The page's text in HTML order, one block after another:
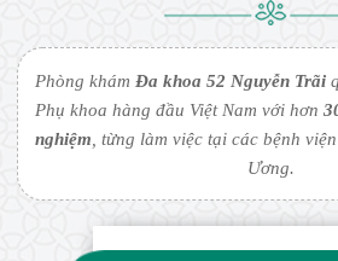
Phòng khámĐa khoa 52 Nguyễn Trãi
Phụ khoa hàng đầu Việt Nam với hơn
nghiệm , từng làm việc tại các bệnh
Ương.